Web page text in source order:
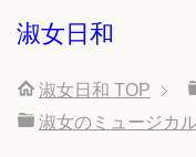
淑女日和
淑女日和 TOP
淑女のミュージカ